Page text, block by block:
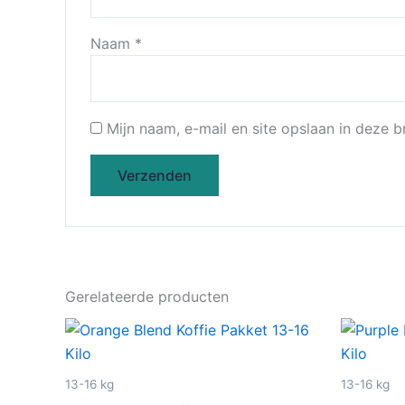
Naam *
Mijn naam, e-mail en site opslaan in deze
Gerelateerde producten
13-16 kg 13-16 kg